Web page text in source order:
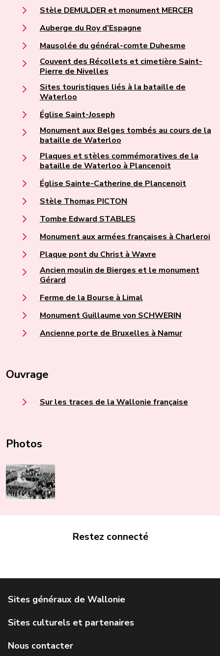
Stèle DEMULDER et monument MERCER
Auberge du Roy d’Espagne
Mausolée du général-comte Duhesme
Couvent des Récollets et cimetière Saint-
Pierre de Nivelles
Sites touristiques liés à la bataille de
Waterloo
Église Saint-Joseph
Monument aux Belges tombés au cours de la
bataille de Waterloo
Plaques et stèles commémoratives de la
bataille de Waterloo à Plancenoit
Église Sainte-Catherine de Plancenoit
Stèle Thomas PICTON
Tombe Edward STABLES
Monument aux armées françaises à Charleroi
Plaque pont du Christ à Wavre
Ancien moulin de Bierges et le monument
Gérard
Ferme de la Bourse à Limal
Monument Guillaume von SCHWERIN
Ancienne porte de Bruxelles à Namur
Ouvrage
Sur les traces de la Wallonie française
Photos
Restez connecté
Service public de Wallonie
Géoportail de la Wallonie
Agence Wallonne du Patrimoine